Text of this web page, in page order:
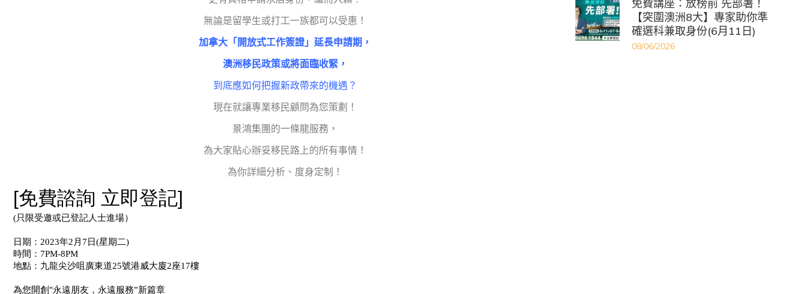
無論是留學生或打工一族都可以受惠！
加拿大「開放式工作簽證」延長申請期，
澳洲移民政策或將面臨收緊，
到底應如何把握新政帶來的機遇？
現在就讓專業移民顧問為您策劃！
景鴻集團的一條龍服務，
為大家貼心辦妥移民路上的所有事情！
為你詳細分析、度身定制！
免費講座：放榜前 先部署！
【突圍澳洲8大】專家助你準
確選科兼取身份(6月11日)
08/06/2026